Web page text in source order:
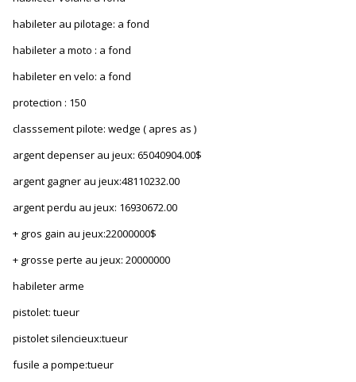
habileter au pilotage: a fond
habileter a moto : a fond
habileter en velo: a fond
protection : 150
classsement pilote: wedge ( apres as )
argent depenser au jeux: 65040904.00$
argent gagner au jeux:48110232.00
argent perdu au jeux: 16930672.00
+ gros gain au jeux:22000000$
+ grosse perte au jeux: 20000000
habileter arme
pistolet: tueur
pistolet silencieux:tueur
fusile a pompe:tueur